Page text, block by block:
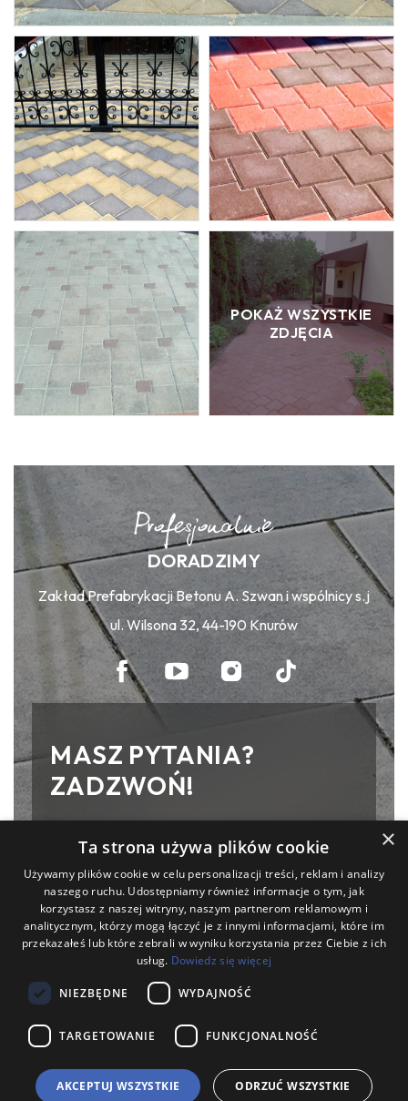
POKAŻ WSZYSTKIE
ZDJĘCIA
MASZ PYTANIA?
ZADZWOŃ!
ul. Wilsona 32, 44-190 Knurów
(32) 236 16 91
504 096 516
DORADZIMY
Zakład Prefabrykacji Betonu A. Szwan i wspólnicy s.j
ul. Wilsona 32, 44-190 Knurów
wspólnicy s.j
×
Ta strona używa plików cookie
Używamy plików cookie w celu personalizacji treści, reklam i analizy
naszego ruchu. Udostępniamy również informacje o tym, jak
korzystasz z naszej witryny, naszym partnerom reklamowym i
analitycznym, którzy mogą łączyć je z innymi informacjami, które im
przekazałeś lub które zebrali w wyniku korzystania przez Ciebie z ich
usług. Dowiedz się więcej
NIEZBĘDNE WYDAJNOŚĆ
TARGETOWANIE FUNKCJONALNOŚĆ
AKCEPTUJ WSZYSTKIE ODRZUĆ WSZYSTKIE